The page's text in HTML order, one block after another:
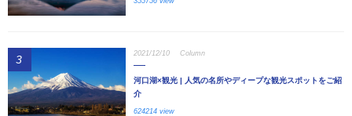
3 2021/12/10 Column
河口湖×観光 | 人気の名所やディープな観光スポットをご紹
介
624214 view